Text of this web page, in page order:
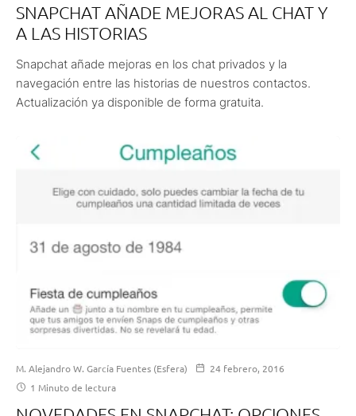
SNAPCHAT AÑADE MEJORAS AL CHAT Y
A LAS HISTORIAS
Snapchat añade mejoras en los chat privados y la
navegación entre las historias de nuestros contactos.
Actualización ya disponible de forma gratuita.
M. Alejandro W. García Fuentes (Esfera)
24 febrero, 2016
1 Minuto de lectura